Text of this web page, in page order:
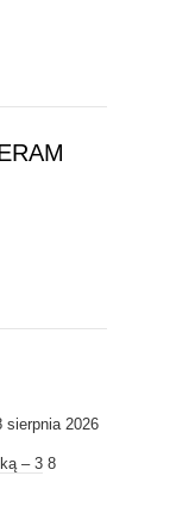
sierpnia 2026
– 3 8